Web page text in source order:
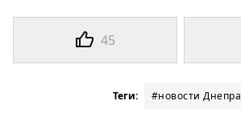
45
Теги: #новости Днепра